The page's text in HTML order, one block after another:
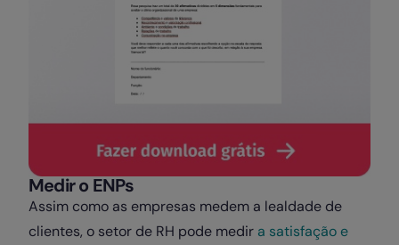
Medir o ENPs
Assim como as empresas medem a lealdade de
clientes, o setor de RH pode medir a satisfação e